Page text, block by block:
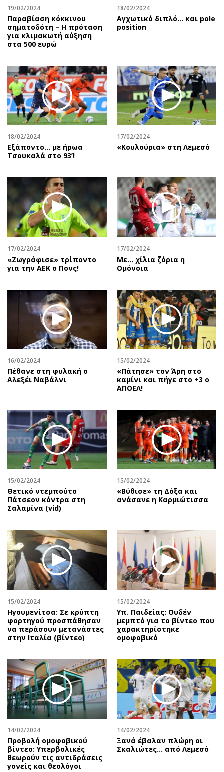
19/02/2024
Παραβίαση κόκκινου
σηματοδότη – Η πρόταση
για κλιμακωτή αύξηση
στα 500 ευρώ
18/02/2024
Αγχωτικό διπλό… και pole
position
18/02/2024
Εξάποντο… με ήρωα
Τσουκαλά στο 93’!
17/02/2024
«Κουλούρια» στη Λεμεσό
17/02/2024
«Ζωγράφισε» τρίποντο
για την ΑΕΚ ο Πονς!
17/02/2024
Με... χίλια ζόρια η
Ομόνοια
16/02/2024
Πέθανε στη φυλακή ο
Αλεξέι Ναβάλνι
15/02/2024
«Πάτησε» τον Άρη στο
καμίνι και πήγε στο +3 ο
ΑΠΟΕΛ!
15/02/2024
Θετικό ντεμπούτο
Πάτσεον κόντρα στη
Σαλαμίνα (vid)
15/02/2024
«Βύθισε» τη Δόξα και
ανάσανε η Καρμιώτισσα
15/02/2024
Ηγουμενίτσα: Σε κρύπτη
φορτηγού προσπάθησαν
να περάσουν μετανάστες
στην Ιταλία (βίντεο)
15/02/2024
Υπ. Παιδείας: Ουδέν
μεμπτό για το βίντεο που
χαρακτηρίστηκε
ομοφοβικό
14/02/2024
Προβολή ομοφοβικού
βίντεο: Υπερβολικές
θεωρούν τις αντιδράσεις
γονείς και θεολόγοι
14/02/2024
Ξανά έβαλαν πλώρη οι
Σκαλιώτες… από Λεμεσό